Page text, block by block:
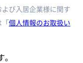
び入居企業様に関す
個人情報のお取扱い